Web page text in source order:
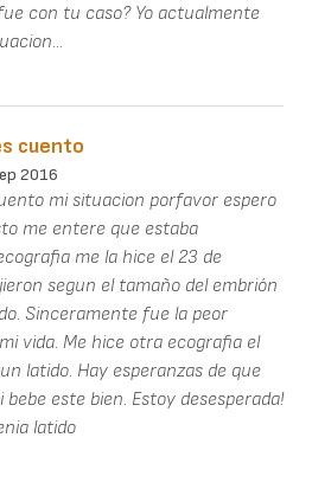
con tu caso? Yo actualmente
cuento
2016
mi situacion porfavor espero
me entere que estaba
me la hice el 23 de
segun el tamaño del embrión
Sinceramente fue la peor
vida. Me hice otra ecografia el
latido. Hay esperanzas de que
este bien. Estoy desesperada!
latido